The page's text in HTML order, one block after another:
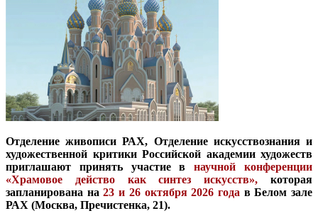
Отделение живописи РАХ, Отделение искусствознания и
художественной критики Российской академии художеств
приглашают принять участие внаучной конференции
«Храмовое действо как синтез искусств», которая
запланирована на23 и 26 октября 2026 года в Белом зале
РАХ (Москва, Пречистенка, 21).